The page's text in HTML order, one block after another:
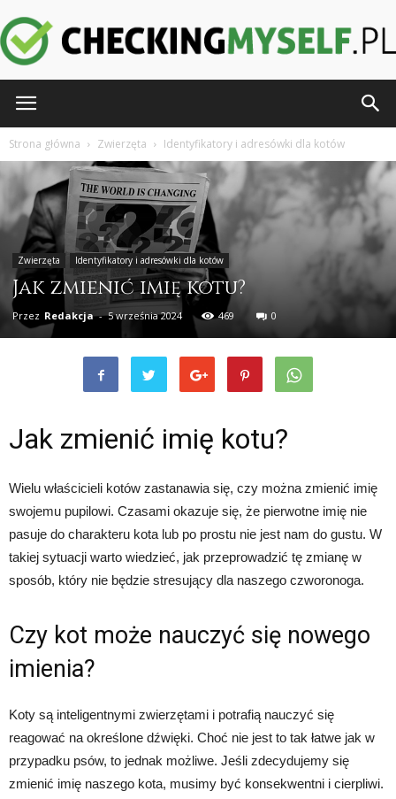
Strona główna Zwierzęta Identyfikatory i adresówki dla kotów
Zwierzęta Identyfikatory i adresówki dla kotów
Jak zmienić imię kotu?
Przez Redakcja - 5 września 2024 469 0
Jak zmienić imię kotu?
Wielu właścicieli kotów zastanawia się, czy można zmienić imię
swojemu pupilowi. Czasami okazuje się, że pierwotne imię nie
pasuje do charakteru kota lub po prostu nie jest nam do gustu. W
takiej sytuacji warto wiedzieć, jak przeprowadzić tę zmianę w
sposób, który nie będzie stresujący dla naszego czworonoga.
Czy kot może nauczyć się nowego
imienia?
Koty są inteligentnymi zwierzętami i potrafią nauczyć się
reagować na określone dźwięki. Choć nie jest to tak łatwe jak w
przypadku psów, to jednak możliwe. Jeśli zdecydujemy się
zmienić imię naszego kota, musimy być konsekwentni i cierpliwi.